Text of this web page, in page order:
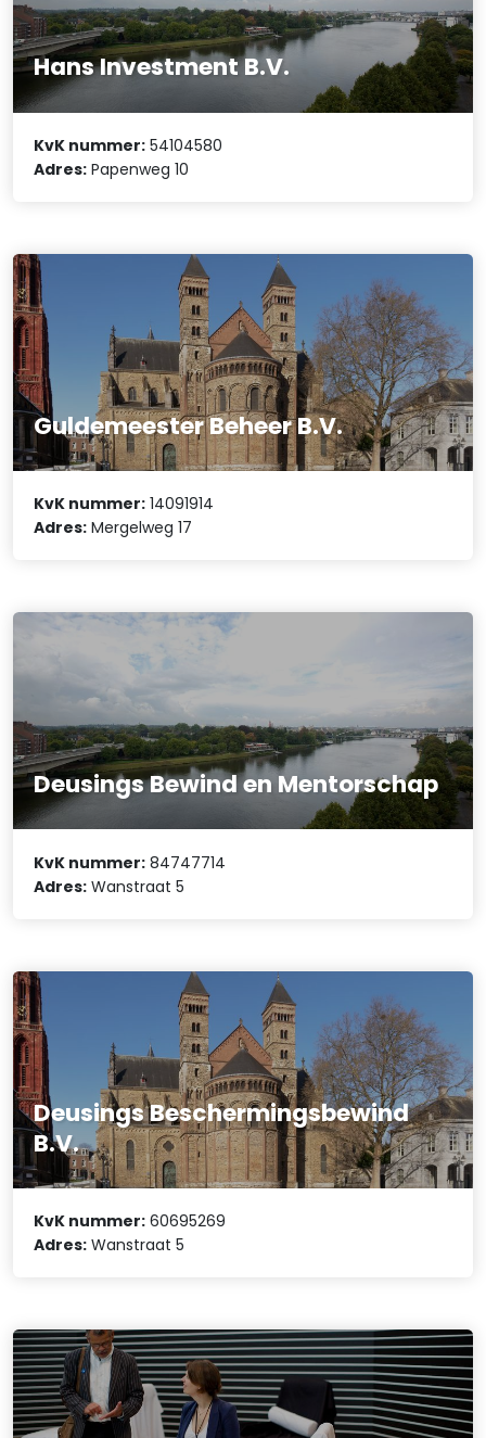
Hans Investment B.V.
KvK nummer: 54104580
Adres: Papenweg 10
Guldemeester Beheer B.V.
KvK nummer: 14091914
Adres: Mergelweg 17
Deusings Bewind en Mentorschap
KvK nummer: 84747714
Adres: Wanstraat 5
Deusings Beschermingsbewind
B.V.
KvK nummer: 60695269
Adres: Wanstraat 5